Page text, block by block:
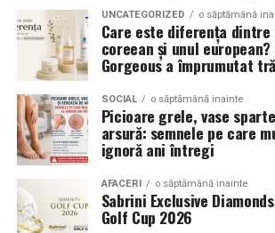
UNCATEGORIZED o săptămână
Care este diferența dintre
coreean și unul
Gorgeous a împrumutat
SOCIAL o săptămână inainte
Picioare grele, vase
arsură: semnele pe care
ignoră ani întregi
AFACERI o săptămână inainte
Sabrini Exclusive
Golf Cup 2026